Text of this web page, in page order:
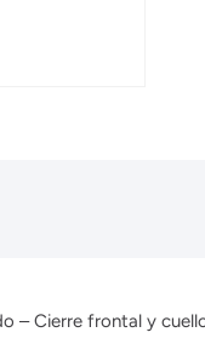
– Cierre frontal y